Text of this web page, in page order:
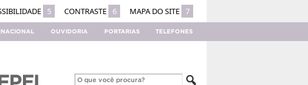
5 CONTRASTE 6 MAPA DO SITE 7
OUVIDORIA PORTARIAS TELEFONES